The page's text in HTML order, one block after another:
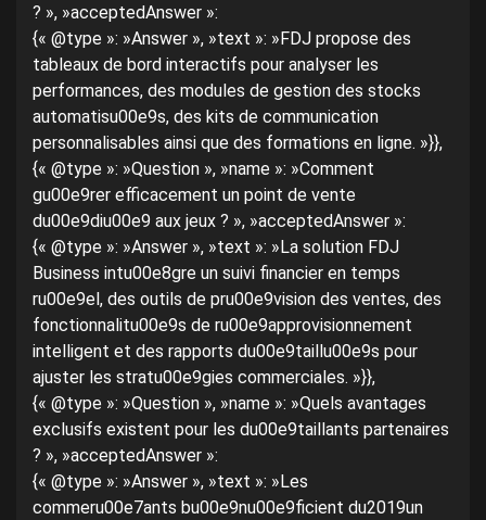
? », »acceptedAnswer »:
{« @type »: »Answer », »text »: »FDJ propose des
tableaux de bord interactifs pour analyser les
performances, des modules de gestion des stocks
automatisu00e9s, des kits de communication
personnalisables ainsi que des formations en ligne. »}},
{« @type »: »Question », »name »: »Comment
gu00e9rer efficacement un point de vente
du00e9diu00e9 aux jeux ? », »acceptedAnswer »:
{« @type »: »Answer », »text »: »La solution FDJ
Business intu00e8gre un suivi financier en temps
ru00e9el, des outils de pru00e9vision des ventes, des
fonctionnalitu00e9s de ru00e9approvisionnement
intelligent et des rapports du00e9taillu00e9s pour
ajuster les stratu00e9gies commerciales. »}},
{« @type »: »Question », »name »: »Quels avantages
exclusifs existent pour les du00e9taillants partenaires
? », »acceptedAnswer »:
{« @type »: »Answer », »text »: »Les
commeru00e7ants bu00e9nu00e9ficient du2019un